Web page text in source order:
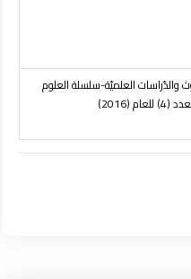
والدّراسات العلميّة-سلسلة العلوم